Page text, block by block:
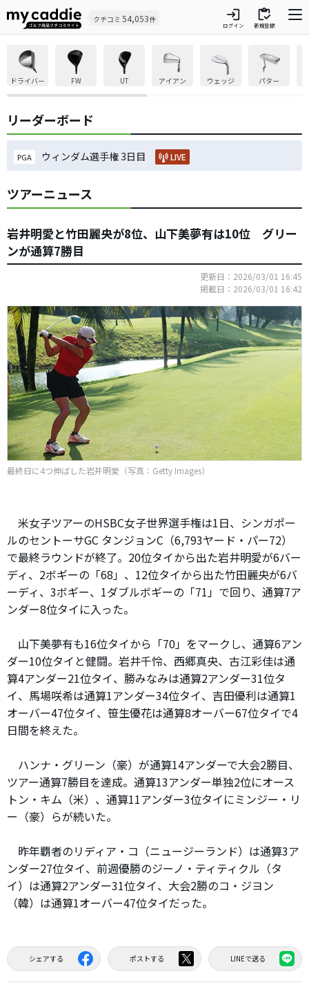
クチコミ 54,053件 login
ログイン
inventory
新規登録
ドライバー FW UT アイアン ウェッジ パター
リーダーボード
PGA ウィンダム選手権 3日目 LIVE
ツアーニュース
岩井明愛と竹田麗央が8位、山下美夢有は10位 グリー
ンが通算7勝目
更新日：2026/03/01 16:45
掲載日：2026/03/01 16:42
最終日に4つ伸ばした岩井明愛（写真：Getty Images）
米女子ツアーのHSBC女子世界選手権は1日、シンガポー
ルのセントーサGC タンジョンC（6,793ヤード・パー72）
で最終ラウンドが終了。20位タイから出た岩井明愛が6バー
ディ、2ボギーの「68」、12位タイから出た竹田麗央が6バ
ーディ、3ボギー、1ダブルボギーの「71」で回り、通算7ア
ンダー8位タイに入った。
山下美夢有も16位タイから「70」をマークし、通算6アン
ダー10位タイと健闘。岩井千怜、西郷真央、古江彩佳は通
算4アンダー21位タイ、勝みなみは通算2アンダー31位タ
イ、馬場咲希は通算1アンダー34位タイ、吉田優利は通算1
オーバー47位タイ、笹生優花は通算8オーバー67位タイで4
日間を終えた。
ハンナ・グリーン（豪）が通算14アンダーで大会2勝目、
ツアー通算7勝目を達成。通算13アンダー単独2位にオース
トン・キム（米）、通算11アンダー3位タイにミンジー・リ
ー（豪）らが続いた。
昨年覇者のリディア・コ（ニュージーランド）は通算3ア
ンダー27位タイ、前週優勝のジーノ・ティティクル（タ
イ）は通算2アンダー31位タイ、大会2勝のコ・ジヨン
（韓）は通算1オーバー47位タイだった。
シェアする ポストする LINEで送る